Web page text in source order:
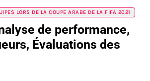
LORS DE LA COUPE ARABE DE LA FIFA 2021
de performance,
Évaluations des